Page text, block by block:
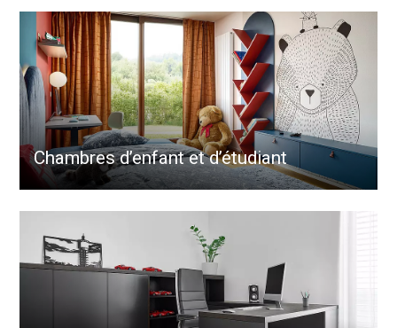
Chambres d’enfant et d’étudiant